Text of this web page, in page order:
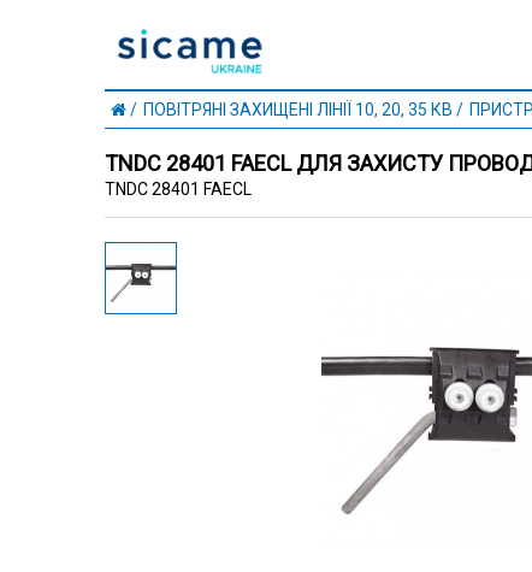
ПОВІТРЯНІ ЗАХИЩЕНІ ЛІНІЇ 10, 20, 35 КВ
TNDC 28401 FAECL ДЛЯ ЗАХИСТУ
TNDC 28401 FAECL